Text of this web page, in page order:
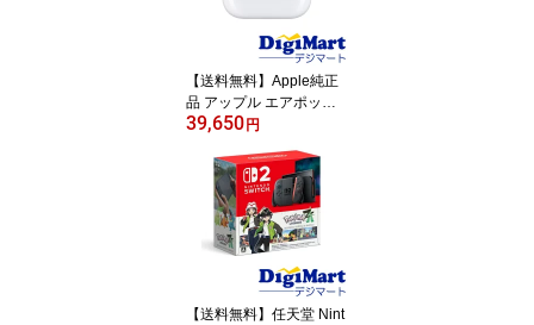
【送料無料】Apple純正
品 アップル エアポッズ
Apple AirPods Pro 3 第3
h イヤホン【国内正規
品・新品】
39,650 円
【送料無料】任天堂 Nint